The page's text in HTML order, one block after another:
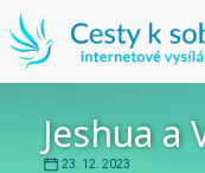
Jeshua a
23. 12. 2023